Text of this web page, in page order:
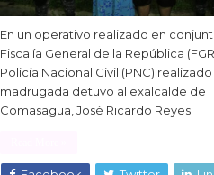
En un operativo realizado en
Fiscalía General de la República
Policía Nacional Civil (PNC)
madrugada detuvo al exalcalde de
Comasagua, José Ricardo Reyes.